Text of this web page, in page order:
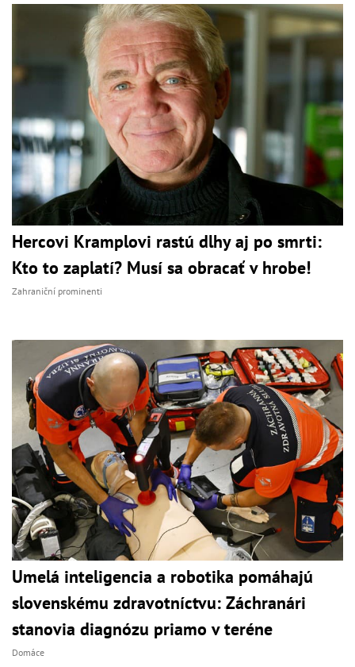
Hercovi Kramplovi rastú dlhy aj po smrti:
Kto to zaplatí? Musí sa obracať v hrobe!
Zahraniční prominenti
Umelá inteligencia a robotika pomáhajú
slovenskému zdravotníctvu: Záchranári
stanovia diagnózu priamo v teréne
Domáce